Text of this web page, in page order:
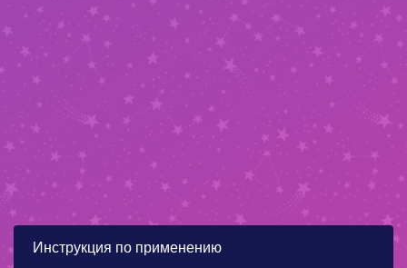
Инструкция по применению